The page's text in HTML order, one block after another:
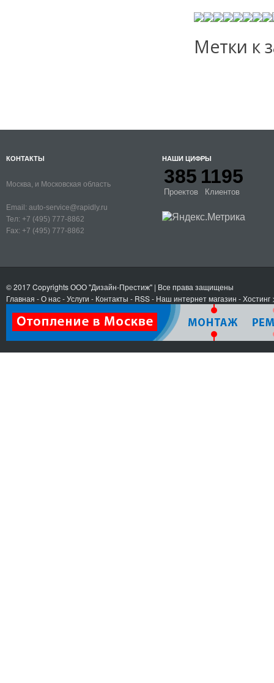
Метки к
КОНТАКТЫ
Москва, и Московская область
Email: auto-service@rapidly.ru
Тел: +7 (495) 777-8862
Fax: +7 (495) 777-8862
НАШИ ЦИФРЫ
385
Проектов
1195
Клиентов
© 2017 CopyrightsООО "Дизайн-Престиж" | Все права защищены
Главная -О нас-Услуги - Контакты - RSS- Наш интернет магазин -Хостинг